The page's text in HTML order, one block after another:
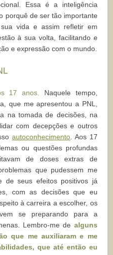
Essa é a inteligência
porquê de ser tão importante
vida e assim refletir em
à sua volta, facilitando e
e expressão com o mundo.
17 anos.
Naquele tempo,
que me apresentou a PNL,
na tomada de decisões, na
com decepções e outros
autoconhecimento . Aos 17
ou questões profundas
de doses extras de
que pudessem me
de seus efeitos positivos já
com as decisões que eu
à carreira a escolher, os
se preparando para a
Lembro-me de alguns
que me auxiliaram e me
que até então eu